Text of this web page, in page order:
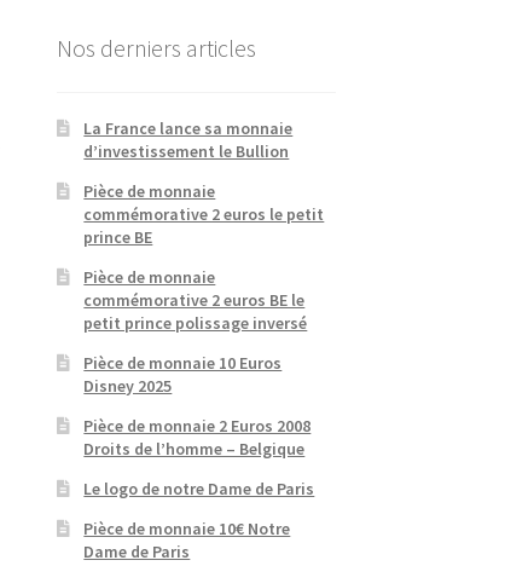
Nos derniers articles
La France lance sa monnaie
d’investissement le Bullion
Pièce de monnaie
commémorative 2 euros le petit
prince BE
Pièce de monnaie
commémorative 2 euros BE le
petit prince polissage inversé
Pièce de monnaie 10 Euros
Disney 2025
Pièce de monnaie 2 Euros 2008
Droits de l’homme – Belgique
Le logo de notre Dame de Paris
Pièce de monnaie 10€ Notre
Dame de Paris